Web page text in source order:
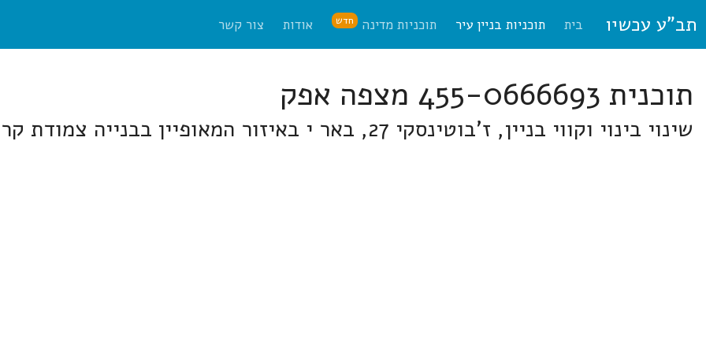
תב"ע עכשיו בית תוכניות בניין עיר תוכניות מדינה חדש אודות צור קשר
תוכנית 455-0666693 מצפה אפק
שינוי בינוי וקווי בניין, ז'בוטינסקי 27, באר י באיזור המאופיין בבנייה צמודת קרקע ומחולקת לנחלות ומשקים חקלאיים